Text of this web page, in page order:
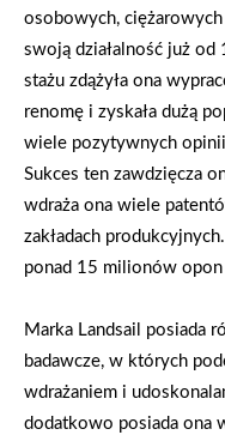
osobowych,
swoją działalność już
stażu zdążyła ona
renomę i zyskała dużą
wiele pozytywnych
Sukces ten zawdzięcza
wdraża ona wiele
zakładach
ponad 15 milionów
Marka Landsail posiada
badawcze, w których
wdrażaniem i
dodatkowo posiada ona